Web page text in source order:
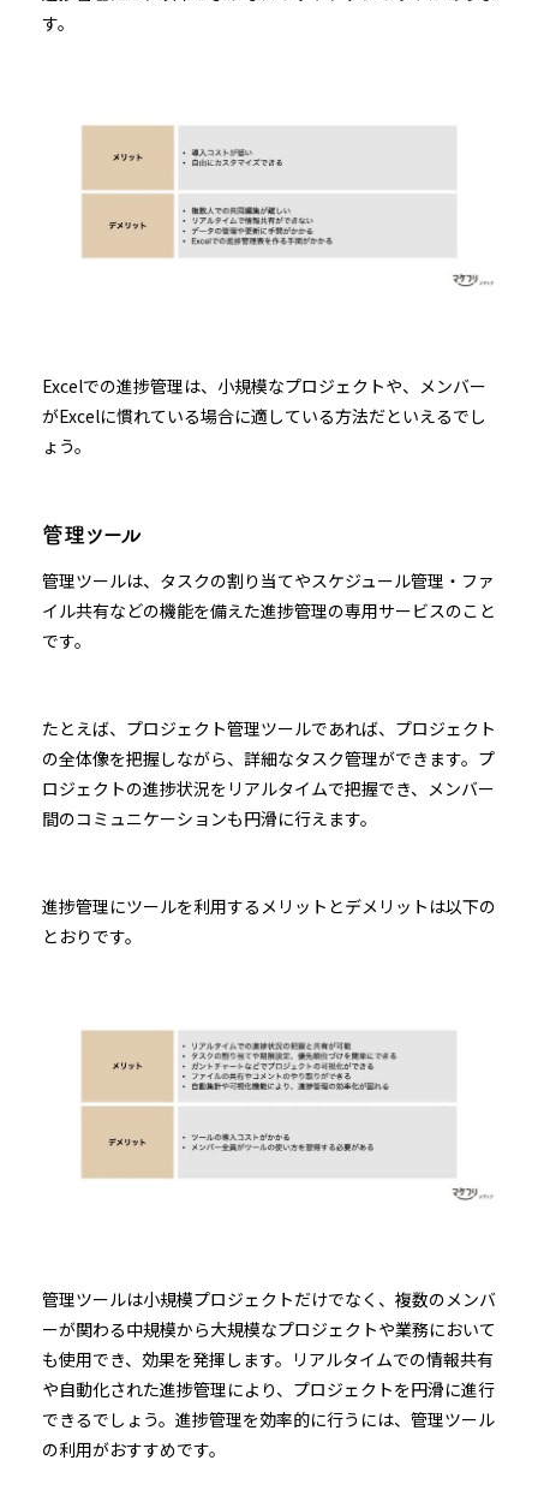
す。
Excelでの進捗管理は、小規模なプロジェクトや、メンバー
がExcelに慣れている場合に適している方法だといえるでし
ょう。
管理ツール
管理ツールは、タスクの割り当てやスケジュール管理・ファ
イル共有などの機能を備えた進捗管理の専用サービスのこと
です。
たとえば、プロジェクト管理ツールであれば、プロジェクト
の全体像を把握しながら、詳細なタスク管理ができます。プ
ロジェクトの進捗状況をリアルタイムで把握でき、メンバー
間のコミュニケーションも円滑に行えます。
進捗管理にツールを利用するメリットとデメリットは以下の
とおりです。
管理ツールは小規模プロジェクトだけでなく、複数のメンバ
ーが関わる中規模から大規模なプロジェクトや業務において
も使用でき、効果を発揮します。リアルタイムでの情報共有
や自動化された進捗管理により、プロジェクトを円滑に進行
できるでしょう。進捗管理を効率的に行うには、管理ツール
の利用がおすすめです。